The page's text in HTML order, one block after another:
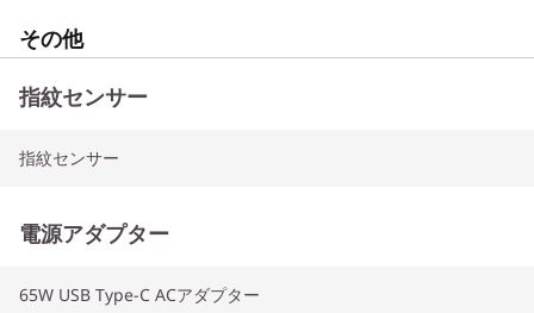
その他
指紋センサー
指紋センサー
電源アダプター
65W USB Type-C ACアダプター